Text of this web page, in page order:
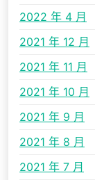
2022 年 4 月
2021 年 12 月
2021 年 11 月
2021 年 10 月
2021 年 9 月
2021 年 8 月
2021 年 7 月